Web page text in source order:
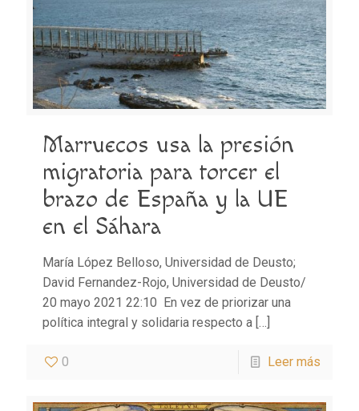
Marruecos usa la presión
migratoria para torcer el
brazo de España y la UE
en el Sáhara
María López Belloso, Universidad de Deusto;
David Fernandez-Rojo, Universidad de Deusto/
20 mayo 2021 22:10 En vez de priorizar una
política integral y solidaria respecto a […]
0 Leer más